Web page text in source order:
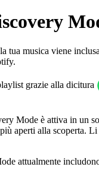
tua musica viene
grazie alla dicitura
Mode è attiva in un
aperti alla scoperta.
attualmente